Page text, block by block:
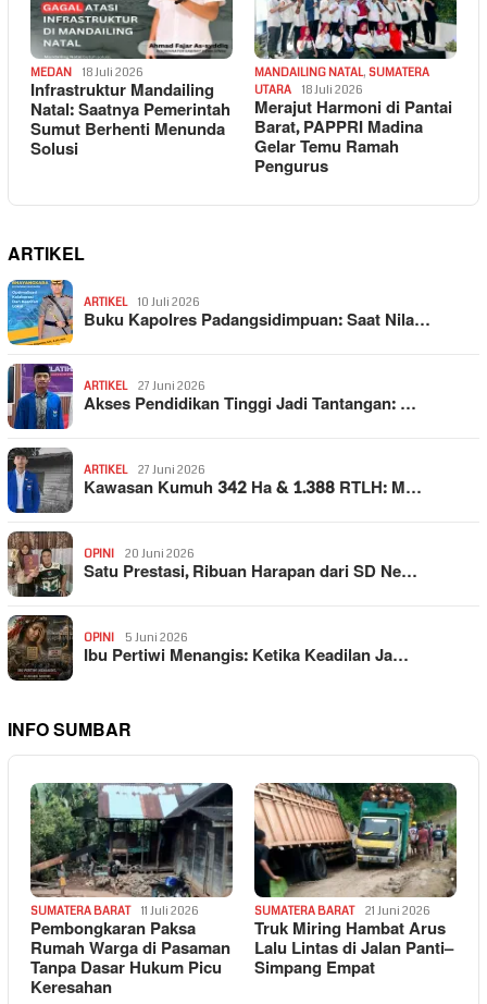
MEDAN 18 Juli 2026
Infrastruktur Mandailing
Natal: Saatnya Pemerintah
Sumut Berhenti Menunda
Solusi
MANDAILING NATAL, SUMATERA
UTARA
18 Juli 2026
Merajut Harmoni di Pantai
Barat, PAPPRI Madina
Gelar Temu Ramah
Pengurus
ARTIKEL
ARTIKEL 10 Juli 2026
Buku Kapolres Padangsidimpuan: Saat Nila…
ARTIKEL 27 Juni 2026
Akses Pendidikan Tinggi Jadi Tantangan: …
ARTIKEL 27 Juni 2026
Kawasan Kumuh 342 Ha & 1.388 RTLH: M…
OPINI 20 Juni 2026
Satu Prestasi, Ribuan Harapan dari SD Ne…
OPINI 5 Juni 2026
Ibu Pertiwi Menangis: Ketika Keadilan Ja…
INFO SUMBAR
SUMATERA BARAT 11 Juli 2026
Pembongkaran Paksa
Rumah Warga di Pasaman
Tanpa Dasar Hukum Picu
Keresahan
SUMATERA BARAT 21 Juni 2026
Truk Miring Hambat Arus
Lalu Lintas di Jalan Panti–
Simpang Empat